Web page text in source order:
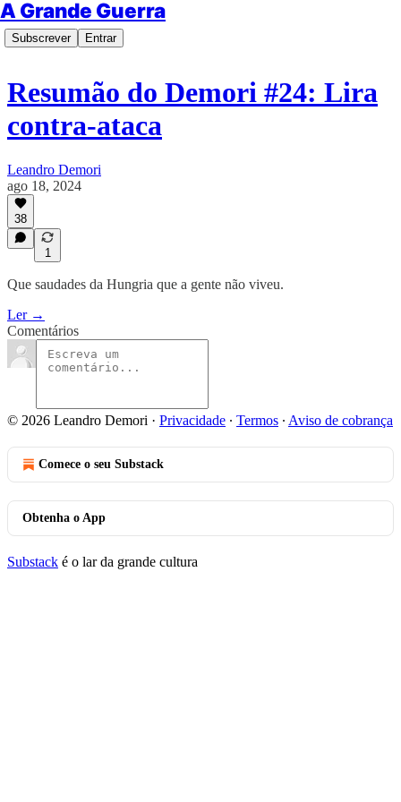
A Grande Guerra
Subscrever Entrar
Resumão do Demori #24: Lira
contra-ataca
Leandro Demori
ago 18, 2024
38
1
Que saudades da Hungria que a gente não viveu.
Ler →
Comentários
© 2026 Leandro Demori · Privacidade ∙ Termos ∙ Aviso de cobrança
Comece o seu Substack
Obtenha o App
Substack é o lar da grande cultura